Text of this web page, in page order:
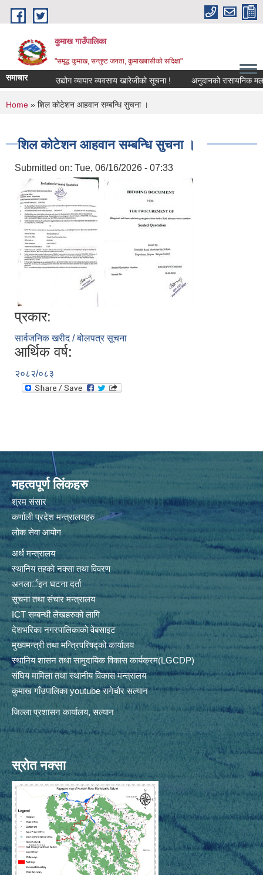
Skip to main content
कुमाख गाउँपालिका
"समृद्ध कुमाख, सन्तुष्ट जनता, कुमाखबासीको सदिक्षा"
समाचार उद्योग व्यापार व्यवसाय खारेजीको सूचना ! अनुदानको रासायनिक मल
You are here
Home » शिल कोटेशन आहवान सम्बन्धि सुचना ।
शिल कोटेशन आहवान सम्बन्धि सुचना ।
Submitted on: Tue, 06/16/2026 - 07:33
प्रकार:
सार्वजनिक खरीद / बोलपत्र सूचना
आर्थिक वर्ष:
२०८२/०८३
महत्वपूर्ण लिंकहरु
श्रम संसार
कर्णाली प्रदेश मन्त्रालयहरु
लोक सेवा आयोग
अर्थ मन्त्रालय
स्थानिय तहकाे नक्सा तथा विवरण
अनलार्इन घटना दर्ता
सूचना तथा संचार मन्त्रालय
ICT सम्बन्धी लेखहरुको लागि
देशभरिका नगरपालिकाको वेबसाइट
मुख्यमन्त्री तथा मन्त्रिपरिषद्को कार्यालय
स्थानिय शासन तथा सामुदायिक विकास कार्यक्रम(LGCDP)
संघिय मामिला तथा स्थानीय विकास मन्त्रालय
कुमाख गाँउपालिका youtube रागेचाैर सल्यान
जिल्ला प्रशासन कार्यालय, सल्यान
स्रोत नक्सा